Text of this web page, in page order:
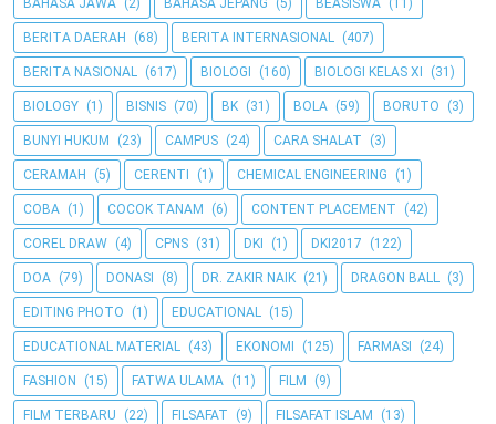
BAHASA JAWA (2) BAHASA JEPANG (5) BEASISWA (11)
BERITA DAERAH (68) BERITA INTERNASIONAL (407)
BERITA NASIONAL (617) BIOLOGI (160) BIOLOGI KELAS XI (31)
BIOLOGY (1) BISNIS (70) BK (31) BOLA (59) BORUTO (3)
BUNYI HUKUM (23) CAMPUS (24) CARA SHALAT (3)
CERAMAH (5) CERENTI (1) CHEMICAL ENGINEERING (1)
COBA (1) COCOK TANAM (6) CONTENT PLACEMENT (42)
COREL DRAW (4) CPNS (31) DKI (1) DKI2017 (122)
DOA (79) DONASI (8) DR. ZAKIR NAIK (21) DRAGON BALL (3)
EDITING PHOTO (1) EDUCATIONAL (15)
EDUCATIONAL MATERIAL (43) EKONOMI (125) FARMASI (24)
FASHION (15) FATWA ULAMA (11) FILM (9)
FILM TERBARU (22) FILSAFAT (9) FILSAFAT ISLAM (13)